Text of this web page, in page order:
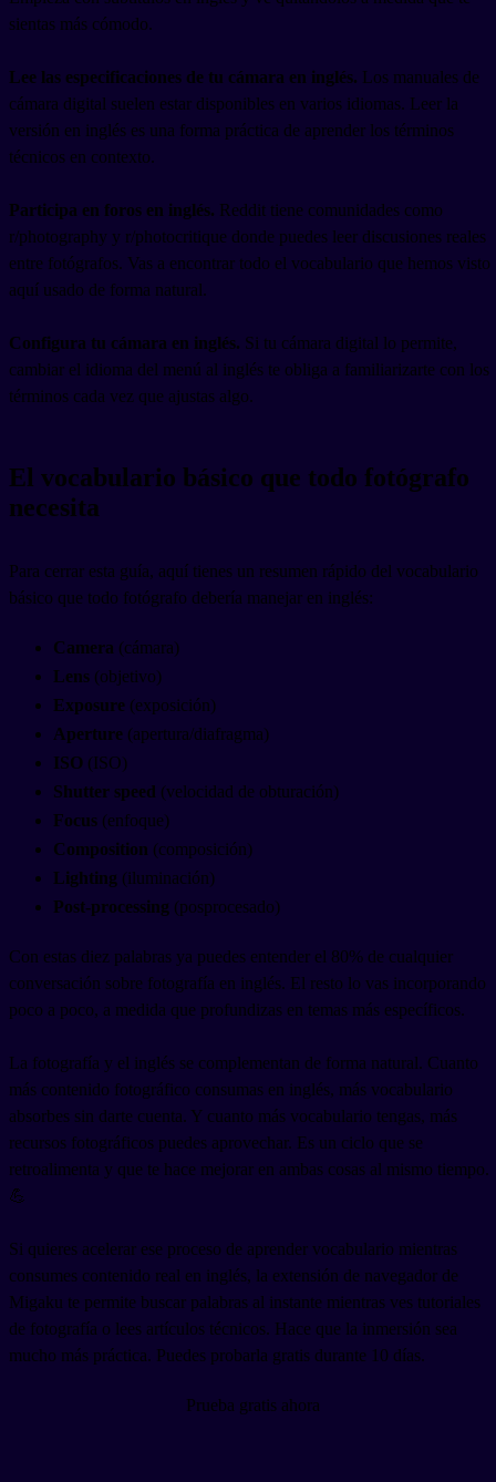
sientas más cómodo.
Lee las especificaciones de tu cámara en inglés. Los manuales de
cámara digital suelen estar disponibles en varios idiomas. Leer la
versión en inglés es una forma práctica de aprender los términos
técnicos en contexto.
Participa en foros en inglés. Reddit tiene comunidades como
r/photography y r/photocritique donde puedes leer discusiones reales
entre fotógrafos. Vas a encontrar todo el vocabulario que hemos visto
aquí usado de forma natural.
Configura tu cámara en inglés. Si tu cámara digital lo permite,
cambiar el idioma del menú al inglés te obliga a familiarizarte con los
términos cada vez que ajustas algo.
El vocabulario básico que todo fotógrafo
necesita
Para cerrar esta guía, aquí tienes un resumen rápido del vocabulario
básico que todo fotógrafo debería manejar en inglés:
Camera (cámara)
Lens (objetivo)
Exposure (exposición)
Aperture (apertura/diafragma)
ISO (ISO)
Shutter speed (velocidad de obturación)
Focus (enfoque)
Composition (composición)
Lighting (iluminación)
Post-processing (posprocesado)
Con estas diez palabras ya puedes entender el 80% de cualquier
conversación sobre fotografía en inglés. El resto lo vas incorporando
poco a poco, a medida que profundizas en temas más específicos.
La fotografía y el inglés se complementan de forma natural. Cuanto
más contenido fotográfico consumas en inglés, más vocabulario
absorbes sin darte cuenta. Y cuanto más vocabulario tengas, más
recursos fotográficos puedes aprovechar. Es un ciclo que se
retroalimenta y que te hace mejorar en ambas cosas al mismo tiempo.
💪
Si quieres acelerar ese proceso de aprender vocabulario mientras
consumes contenido real en inglés, la extensión de navegador de
Migaku te permite buscar palabras al instante mientras ves tutoriales
de fotografía o lees artículos técnicos. Hace que la inmersión sea
mucho más práctica. Puedes probarla gratis durante 10 días.
Prueba gratis ahora